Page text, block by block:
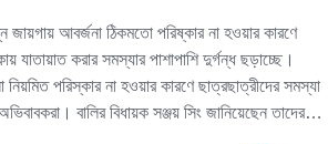
জায়গায় আবর্জনা ঠিকমতো পরিষ্কার না হওয়ার কারণে
যাতায়াত করার সমস্যার পাশাপাশি দুর্গন্ধ ছড়াচ্ছে।
পরিস্কার না হওয়ার কারণে ছাত্রছাত্রীদের সমস্যা
বালির বিধায়ক সঞ্জয় সিং জানিয়েছেন তাদের